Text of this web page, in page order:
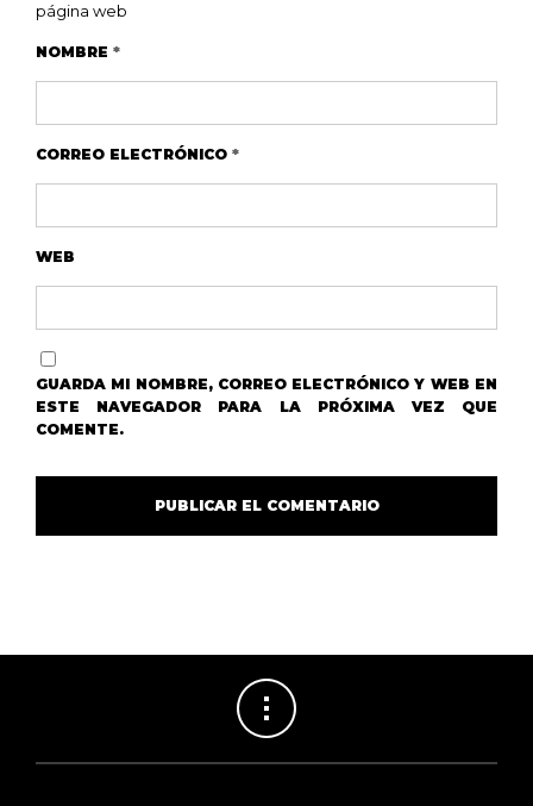
página web
NOMBRE *
CORREO ELECTRÓNICO *
WEB
GUARDA MI NOMBRE, CORREO ELECTRÓNICO Y WEB EN
ESTE NAVEGADOR PARA LA PRÓXIMA VEZ QUE
COMENTE.